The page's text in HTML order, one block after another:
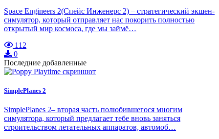
Space Engineers 2(Спейс Инженерс 2) – стратегический экшен-
симулятор, который отправляет нас покорить полностью
открытый мир космоса, где мы займё…
112
0
Последние добавленные
SimplePlanes 2
SimplePlanes 2– вторая часть полюбившегося многим
симулятора, который предлагает тебе вновь заняться
строительством летательных аппаратов, автомоб…